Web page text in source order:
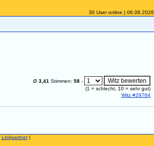
30 User online | 06.08.2026
Ø 3,41 Stimmen: 58 -
(1 = schlecht, 10 = sehr gut)
Witz #29764
Linkpartner|